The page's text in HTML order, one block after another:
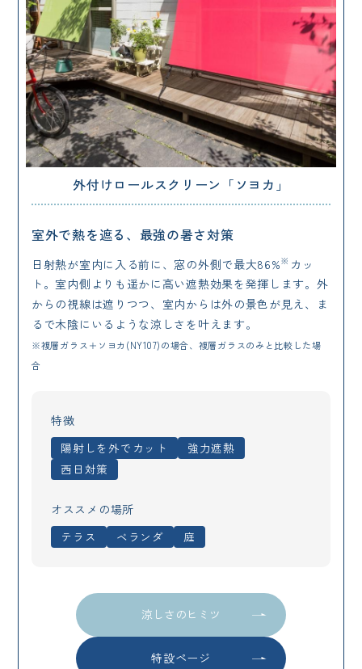
外付けロールスクリーン「ソヨカ」
室外で熱を遮る、最強の暑さ対策
日射熱が室内に入る前に、窓の外側で最大86%※ カッ
ト。室内側よりも遥かに高い遮熱効果を発揮します。外
からの視線は遮りつつ、室内からは外の景色が見え、ま
るで木陰にいるような涼しさを叶えます。
※複層ガラス＋ソヨカ(NY107)の場合、複層ガラスのみと比較した場
合
特徴
陽射しを外でカット
強力遮熱
西日対策
オススメの場所
テラス
ベランダ 庭
涼しさのヒミツ
特設ページ